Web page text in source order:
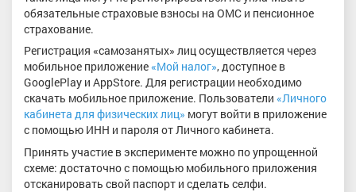
обязательные страховые взносы на ОМС и пенсионное
страхование.
Регистрация «самозанятых» лиц осуществляется через
мобильное приложение«Мой налог», доступное в
GooglePlay и AppStore. Для регистрации необходимо
скачать мобильное приложение. Пользователи «Личного
кабинета для физических лиц» могут войти в приложение
с помощью ИНН и пароля от Личного кабинета.
Принять участие в эксперименте можно по упрощенной
схеме: достаточно с помощью мобильного приложения
отсканировать свой паспорт и сделать селфи.